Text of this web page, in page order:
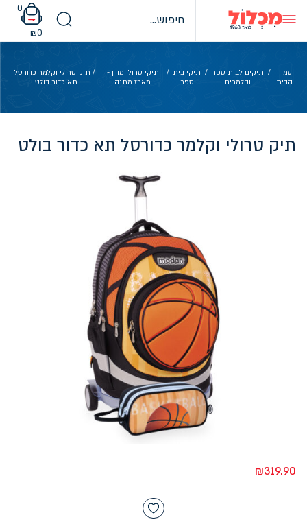
content
0
₪0
עמוד
הבית
/ תיקים לבית ספר
וקלמרים
/ תיקי בית
ספר
/
תיקי טרולי מודן -
מארז מתנה
/ תיק טרולי וקלמר כדורסל
תא כדור בולט
תיק טרולי וקלמר כדורסל תא כדור בולט
₪319.90